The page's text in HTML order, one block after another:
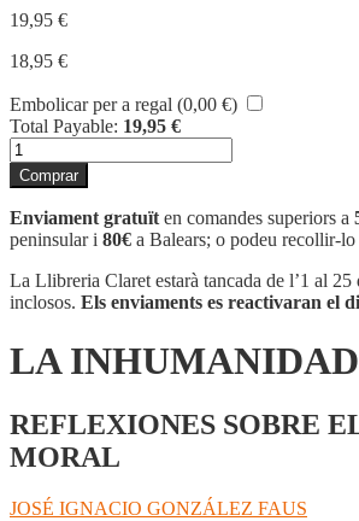
19,95 €
18,95 €
Embolicar per a regal (0,00 €)
Total Payable: 19,95 €
quantitat
de
LA
INHUMANIDAD
Comprar
Enviament gratuït en comandes superiors a
peninsular i 80€ a Balears; o podeu recollir-lo
La Llibreria Claret estarà tancada de l’1 al 25
inclosos. Els enviaments es reactivaran el
LA INHUMANIDAD
REFLEXIONES SOBRE
MORAL
JOSÉ IGNACIO GONZÁLEZ FAUS